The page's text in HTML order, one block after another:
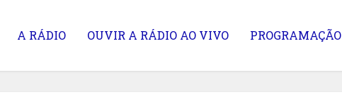
A RÁDIO OUVIR A RÁDIO AO VIVO PROGRAMAÇÃO